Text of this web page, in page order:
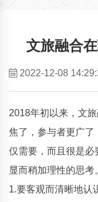
文旅融合
2022-12-08
2018年初以来，文
焦了，参与者更广了
仅需要，而且很是必
显而稍加理性的思考
1.要客观而清晰地认